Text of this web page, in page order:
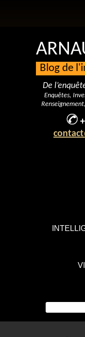
Blog de
De
Enquêtes,